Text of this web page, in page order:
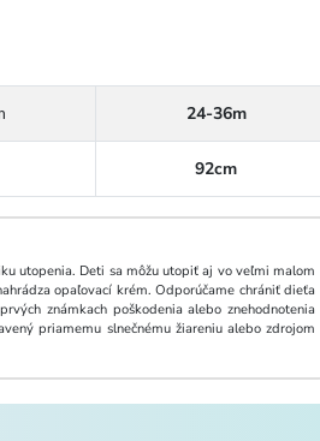
24-36m
92cm
utopenia. Deti sa môžu utopiť aj vo veľmi malom
opaľovací krém. Odporúčame chrániť dieťa
známkach poškodenia alebo znehodnotenia
priamemu slnečnému žiareniu alebo zdrojom